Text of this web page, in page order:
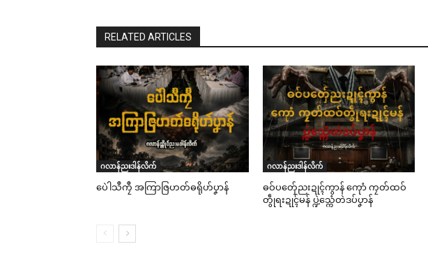
RELATED ARTICLES
ဂလာန်ညးဒါန်လိက်
ပေဲါသဳကၠဳ အကြာဇြဟတ်ဓရိုဟ်ပၞာန်
ဂလာန်ညးဒါန်လိက်
ဓဝ်ပတှ်ေညးဍုၚ်ကွာန် ကေုာံ ကၠတ်ထဝ်
တွဵုရးဍုၚ်မန် ပ္ဍဲသ္ကေံတဲဒပ်ပၞာန်